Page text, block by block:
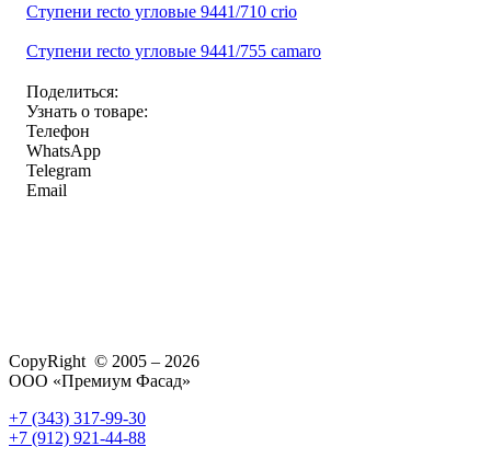
Ступени recto угловые 9441/710 crio
Ступени recto угловые 9441/755 camaro
Поделиться:
Узнать о товаре:
Телефон
WhatsApp
Telegram
Email
CopyRight © 2005 – 2026
ООО «Премиум Фасад»
+7 (343) 317-99-30
+7 (912) 921-44-88